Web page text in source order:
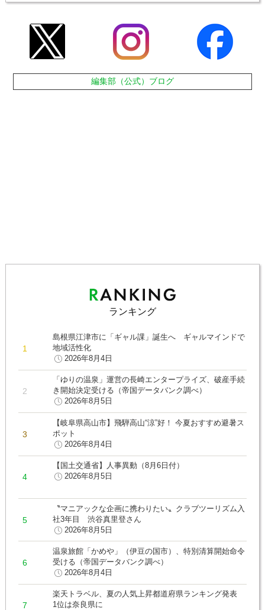
編集部（公式）ブログ
ランキング
島根県江津市に「ギャル課」誕生へ ギャルマインドで
地域活性化
2026年8月4日
「ゆりの温泉」運営の長崎エンタープライズ、破産手続
き開始決定受ける（帝国データバンク調べ）
2026年8月5日
【岐阜県高山市】飛騨高山“涼”好！ 今夏おすすめ避暑ス
ポット
2026年8月4日
【国土交通省】人事異動（8月6日付）
2026年8月5日
〝マニアックな企画に携わりたい〟クラブツーリズム入
社3年目 渋谷真里登さん
2026年8月5日
温泉旅館「かめや」（伊豆の国市）、特別清算開始命令
受ける（帝国データバンク調べ）
2026年8月4日
楽天トラベル、夏の人気上昇都道府県ランキング発表
1位は奈良県に